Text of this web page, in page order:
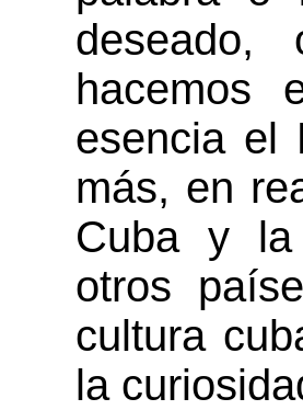
deseado,
hacemos
esencia el
más, en
Cuba y la
otros
cultura
la